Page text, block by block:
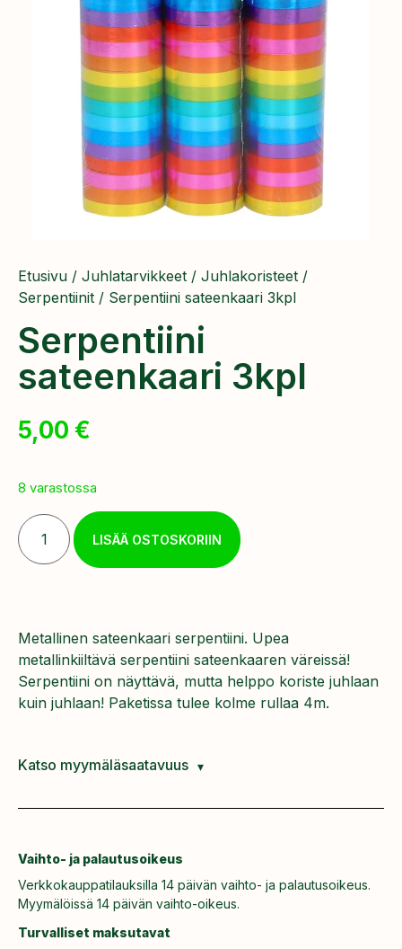
Etusivu / Juhlatarvikkeet / Juhlakoristeet /
Serpentiinit / Serpentiini sateenkaari 3kpl
Serpentiini
sateenkaari 3kpl
5,00 €
8 varastossa
LISÄÄ OSTOSKORIIN
Metallinen sateenkaari serpentiini. Upea
metallinkiiltävä serpentiini sateenkaaren väreissä!
Serpentiini on näyttävä, mutta helppo koriste juhlaan
kuin juhlaan! Paketissa tulee kolme rullaa 4m.
Katso myymäläsaatavuus
Vaihto- ja palautusoikeus
Verkkokauppatilauksilla 14 päivän vaihto- ja palautusoikeus.
Myymälöissä 14 päivän vaihto-oikeus.
Turvalliset maksutavat